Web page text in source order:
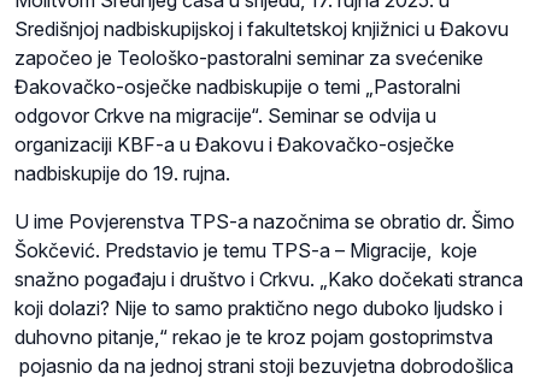
Središnjoj nadbiskupijskoj i fakultetskoj knjižnici u Đakovu
započeo je Teološko-pastoralni seminar za svećenike
Đakovačko-osječke nadbiskupije o temi „Pastoralni
odgovor Crkve na migracije“. Seminar se odvija u
organizaciji KBF-a u Đakovu i Đakovačko-osječke
nadbiskupije do 19. rujna.
U ime Povjerenstva TPS-a nazočnima se obratio dr. Šimo
Šokčević. Predstavio je temu TPS-a – Migracije, koje
snažno pogađaju i društvo i Crkvu. „Kako dočekati stranca
koji dolazi? Nije to samo praktično nego duboko ljudsko i
duhovno pitanje,“ rekao je te kroz pojam gostoprimstva
pojasnio da na jednoj strani stoji bezuvjetna dobrodošlica